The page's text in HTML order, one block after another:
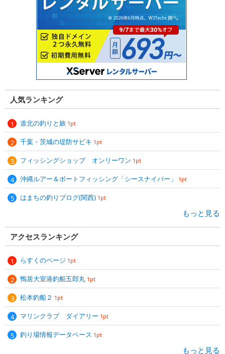
人気ランキング
道北の釣りと旅 1pt
千葉・茨城の堤防サビキ 1pt
フィッシングショップ オンリーワン 1pt
沖縄ルアー＆ボートフィッシング「シースナイパー」 1pt
はまちの釣りブログ(関西) 1pt
もっと見る
アクセスランキング
らすくのページ 1pt
鴨居大室港釣船五郎丸 1pt
松本釣船２ 1pt
マリンクラブ ダイアリー 1pt
釣り場情報データベース 1pt
もっと見る